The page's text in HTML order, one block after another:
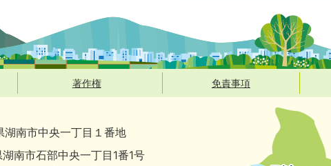
著作権 免責事項
南市中央一丁目１番地
南市石部中央一丁目1番1号